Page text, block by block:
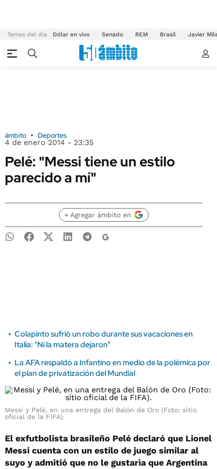
Temas del día Dólar en vivo Senado REM Brasil Javier
ámbito Deportes
4 de enero 2014 - 23:35
Pelé: "Messi tiene un estilo
parecido a mí"
+ Agregar ámbito en
Colapinto sufrió un robo durante sus vacaciones en
Italia: "Ni la matera dejaron"
La AFA respaldó a Infantino en medio de la polémica por
el plan de privatización del Mundial
Messi y Pelé, en una entrega del Balón de Oro (Foto: sitio
oficial de la FIFA).
El exfutbolista brasileño Pelé declaró que Lionel
Messi cuenta con un estilo de juego similar al
suyo y admitió que no le gustarìa que Argentina